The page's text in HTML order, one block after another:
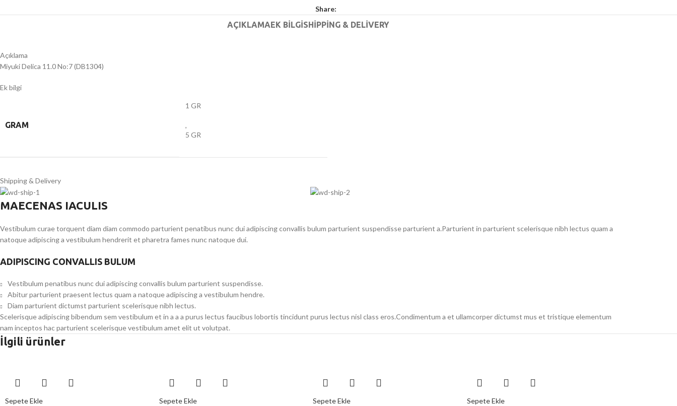
Share:
AÇIKLAMAEK BILGISHIPPING & DELIVERY
Açıklama
Miyuki Delica 11.0 No:7 (DB1304)
Ek bilgi
GRAM
1 GR
,
5 GR
Shipping & Delivery
MAECENAS IACULIS
Vestibulum curae torquent diam diam commodo parturient penatibus nunc dui adipiscing convallis bulum parturient suspendisse parturient a.Parturient in parturient scelerisque nibh lectus quam a
natoque adipiscing a vestibulum hendrerit et pharetra fames nunc natoque dui.
ADIPISCING CONVALLIS BULUM
Vestibulum penatibus nunc dui adipiscing convallis bulum parturient suspendisse.
Abitur parturient praesent lectus quam a natoque adipiscing a vestibulum hendre.
Diam parturient dictumst parturient scelerisque nibh lectus.
Scelerisque adipiscing bibendum sem vestibulum et in a a a purus lectus faucibus lobortis tincidunt purus lectus nisl class eros.Condimentum a et ullamcorper dictumst mus et tristique elementum
nam inceptos hac parturient scelerisque vestibulum amet elit ut volutpat.
İlgili ürünler
Sepete Ekle Sepete Ekle Sepete Ekle Sepete Ekle